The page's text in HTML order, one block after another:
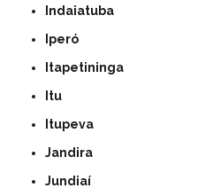
Indaiatuba
Iperó
Itapetininga
Itu
Itupeva
Jandira
Jundiaí